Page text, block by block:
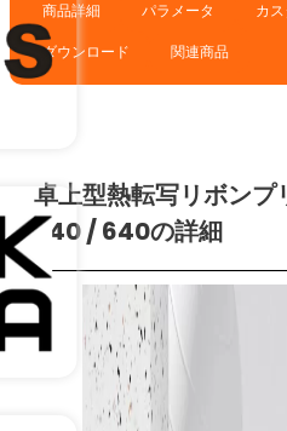
商品詳細 パラメータ カ
ダウンロード 関連商品
卓上型熱転写リボン
340 / 640の詳細